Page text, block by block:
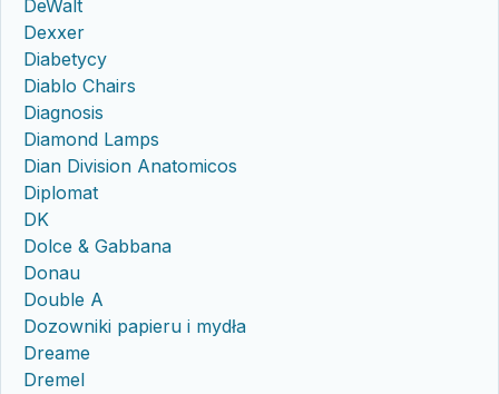
DeWalt
Dexxer
Diabetycy
Diablo Chairs
Diagnosis
Diamond Lamps
Dian Division Anatomicos
Diplomat
DK
Dolce & Gabbana
Donau
Double A
Dozowniki papieru i mydła
Dreame
Dremel